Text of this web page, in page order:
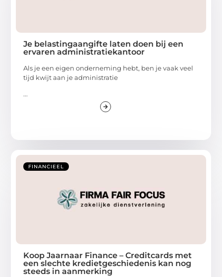
Je belastingaangifte laten doen bij een
ervaren administratiekantoor
Als je een eigen onderneming hebt, ben je vaak veel
tijd kwijt aan je administratie
...
FINANCIEEL
Koop Jaarnaar Finance – Creditcards met
een slechte kredietgeschiedenis kan nog
steeds in aanmerking